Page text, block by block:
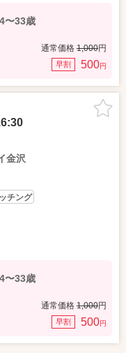
〜33歳
通常価格 1,000円
早割 500円
金沢
チング
〜33歳
通常価格 1,000円
早割 500円